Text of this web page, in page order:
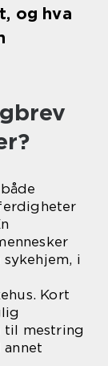
og hva
i
Kort
til mestring